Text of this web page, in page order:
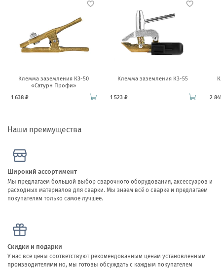
Клемма заземления КЗ-50
«Сатурн Профи»
1 638 ₽
Клемма заземления КЗ-55
1 523 ₽ 2
Наши преимущества
Широкий ассортимент
Мы предлагаем большой выбор сварочного оборудования, аксессуаров и
расходных материалов для сварки. Мы знаем всё о сварке и предлагаем
покупателям только самое лучшее.
Скидки и подарки
У нас все цены соответствуют рекомендованным ценам установленным
производителями но, мы готовы обсуждать с каждым покупателем